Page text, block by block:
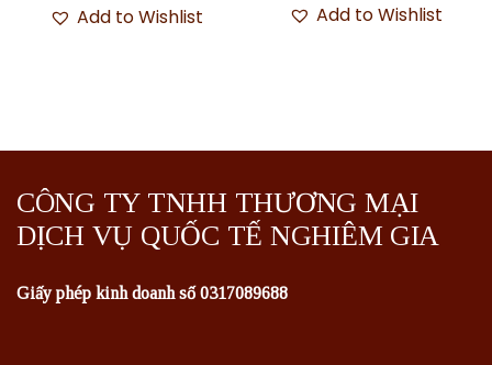
Add to Wishlist
Add to Wishlist
CÔNG TY TNHH THƯƠNG MẠI
DỊCH VỤ QUỐC TẾ NGHIÊM GIA
Giấy phép kinh doanh số 0317089688